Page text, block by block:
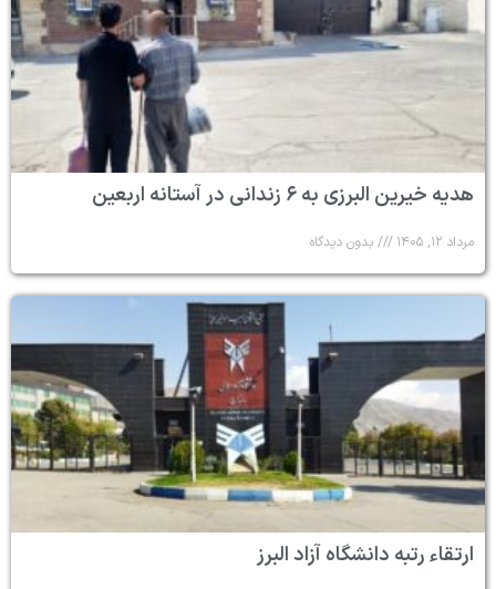
هدیه خیرین البرزی به ۶ زندانی در آستانه اربعین
مرداد ۱۲, ۱۴۰۵ بدون دیدگاه
ارتقاء رتبه دانشگاه آزاد البرز